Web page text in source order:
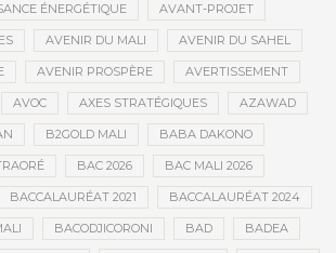
ÉNERGÉTIQUE AVANT-PROJET
AVENIR DU MALI AVENIR DU SAHEL
AVENIR PROSPÈRE AVERTISSEMENT
AVOC AXES STRATÉGIQUES AZAWAD
B2GOLD MALI BABA DAKONO
BAC 2026 BAC MALI 2026
BACCALAURÉAT 2021 BACCALAURÉAT 2024
BACODJICORONI BAD BADEA